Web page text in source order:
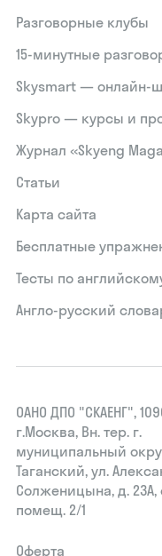
Разговорные клубы
15‑минутные
Skysmart — онлайн-
Skypro — курсы и
Журнал «Skyeng
Статьи
Карта сайта
Бесплатные
Тесты по
Англо-русский
ОАНО ДПО "СКАЕНГ",
г.Москва, Вн. тер. г.
муниципальный
Таганский, ул.
Солженицына, д. 23А,
помещ. 2/1
Оферта